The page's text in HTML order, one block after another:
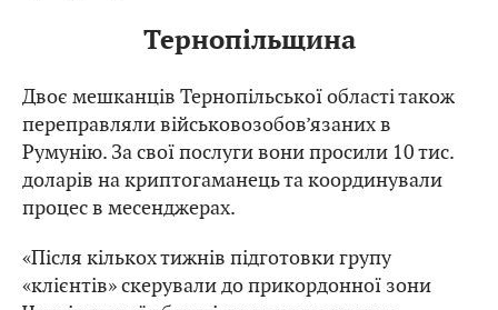
Тернопільщина
Двоє мешканців Тернопільської області також
переправляли військовозобов’язаних в
Румунію. За свої послуги вони просили 10 тис.
доларів на криптогаманець та координували
процес в месенджерах.
«Після кількох тижнів підготовки групу
«клієнтів» скерували до прикордонної зони